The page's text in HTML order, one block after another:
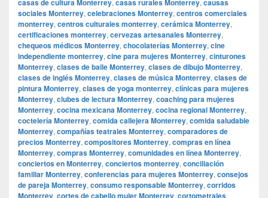
casas de cultura Monterrey, casas rurales Monterrey, causas
sociales Monterrey, celebraciones Monterrey, centros comerciales
monterrey, centros culturales monterrey, cerámica Monterrey,
certificaciones monterrey, cervezas artesanales Monterrey,
chequeos médicos Monterrey, chocolaterías Monterrey, cine
independiente monterrey, cine para mujeres Monterrey, cinturones
Monterrey, clases de baile Monterrey, clases de dibujo Monterrey,
clases de inglés Monterrey, clases de música Monterrey, clases de
pintura Monterrey, clases de yoga monterrey, clínicas para mujeres
Monterrey, clubes de lectura Monterrey, coaching para mujeres
Monterrey, cocina mexicana Monterrey, cocina regional Monterrey,
coctelería Monterrey, comida callejera Monterrey, comida saludable
Monterrey, compañías teatrales Monterrey, comparadores de
precios Monterrey, compositores Monterrey, compras en línea
Monterrey, compras Monterrey, comunidades en línea Monterrey,
conciertos en Monterrey, conciertos monterrey, conciliación
familiar Monterrey, conferencias para mujeres Monterrey, consejos
de pareja Monterrey, consumo responsable Monterrey, corridos
Monterrey, cortes de cabello mujer Monterrey, cortometrajes